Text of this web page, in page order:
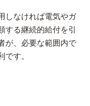
しなければ電気やガ
する継続的給付を引
が、必要な範囲内で
です。